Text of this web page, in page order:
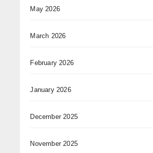
May 2026
March 2026
February 2026
January 2026
December 2025
November 2025